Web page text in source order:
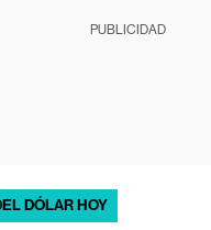
PUBLICIDAD
DÓLAR HOY